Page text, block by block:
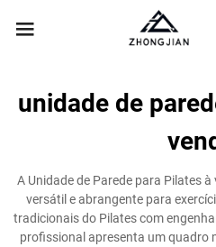
unidade de
A Unidade de Parede para Pilates
versátil e abrangente para
tradicionais do Pilates com
profissional apresenta um quadro